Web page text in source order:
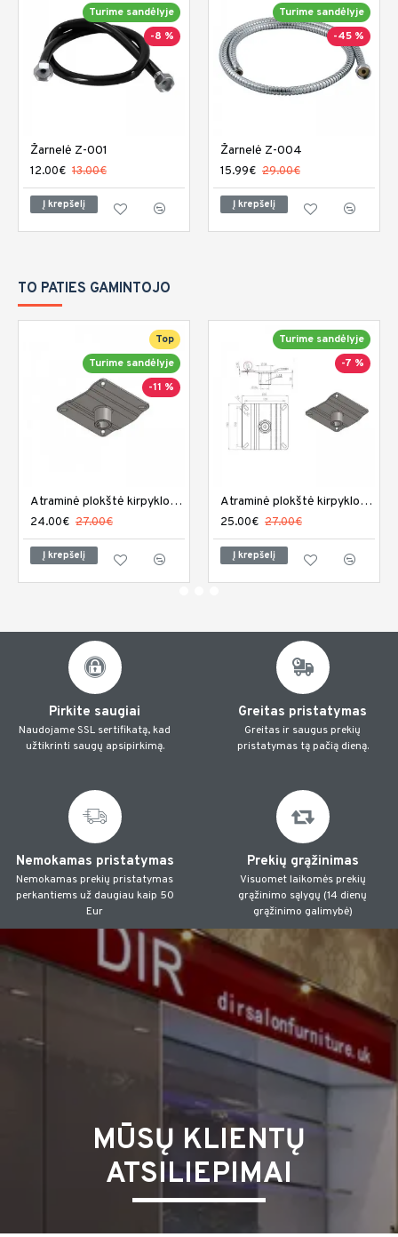
Turime sandėlyje
-8 %
Žarnelė Z-001
12.00€ 13.00€
Į krepšelį
Turime sandėlyje
-45 %
Žarnelė Z-004
15.99€ 29.00€
Į krepšelį
TO PATIES GAMINTOJO
Top
Turime sandėlyje
-11 %
Atraminė plokštė kirpyklos kėdei PL-001
24.00€ 27.00€
Į krepšelį
Turime sandėlyje
-7 %
Atraminė plokštė kirpyklos kėdei PL-002
25.00€ 27.00€
Į krepšelį
Pirkite saugiai
Naudojame SSL sertifikatą, kad
užtikrinti saugų apsipirkimą.
Greitas pristatymas
Greitas ir saugus prekių
pristatymas tą pačią dieną.
Nemokamas pristatymas
Nemokamas prekių pristatymas
perkantiems už daugiau kaip 50
Eur
Prekių grąžinimas
Visuomet laikomės prekių
grąžinimo sąlygų (14 dienų
grąžinimo galimybė)
MŪSŲ KLIENTŲ
ATSILIEPIMAI